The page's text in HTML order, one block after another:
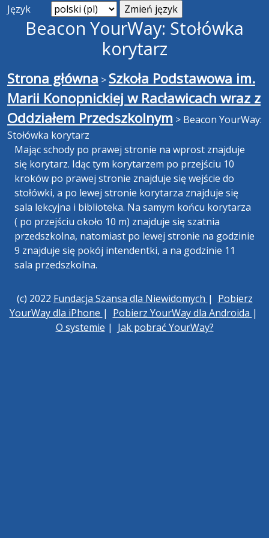
Język
Beacon YourWay: Stołówka
korytarz
Strona główna > Szkoła Podstawowa im.
Marii Konopnickiej w Racławicach wraz z
Oddziałem Przedszkolnym > Beacon YourWay:
Stołówka korytarz
Mając schody po prawej stronie na wprost znajduje
się korytarz. Idąc tym korytarzem po przejściu 10
kroków po prawej stronie znajduje się wejście do
stołówki, a po lewej stronie korytarza znajduje się
sala lekcyjna i biblioteka. Na samym końcu korytarza
( po przejściu około 10 m) znajduje się szatnia
przedszkolna, natomiast po lewej stronie na godzinie
9 znajduje się pokój intendentki, a na godzinie 11
sala przedszkolna.
(c) 2022 Fundacja Szansa dla Niewidomych | Pobierz
YourWay dla iPhone | Pobierz YourWay dla Androida |
O systemie | Jak pobrać YourWay?